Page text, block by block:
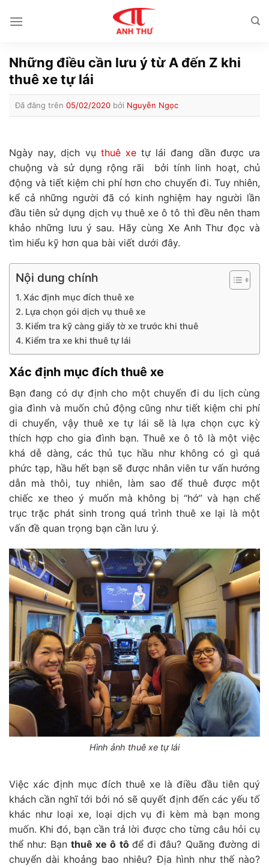
đến
Những điều cần lưu ý từ A đến Z khi
thuê xe tự lái
Đã đăng trên 05/02/2020 bởi Nguyễn Ngọc
Ngày nay, dịch vụ thuê xe tự lái đang dần được ưa
chuộng và sử dụng rộng rãi bởi tính linh hoạt, chủ
động và tiết kiệm chi phí hơn cho chuyến đi. Tuy nhiên,
kể cả những người đã có kinh nghiệm hay người lần
đầu tiên sử dụng dịch vụ thuê xe ô tô thì đều nên tham
khảo những lưu ý sau. Hãy cùng Xe Anh Thư đọc và
tìm hiểu kỹ hơn qua bài viết dưới đây.
Nội dung chính
Xác định mục đích thuê xe
Lựa chọn gói dịch vụ thuê xe
Kiểm tra kỹ càng giấy tờ xe trước khi thuê
Kiểm tra xe khi thuê tự lái
Xác định mục đích thuê xe
Bạn đang có dự định cho một chuyến đi du lịch cùng
gia đình và muốn chủ động cũng như tiết kiệm chi phí
di chuyển, vậy thuê xe tự lái sẽ là lựa chọn cực kỳ
thích hợp cho gia đình bạn. Thuê xe ô tô là một việc
khá dễ dàng, các thủ tục hầu như không có gì quá
phức tạp, hầu hết bạn sẽ được nhân viên tư vấn hướng
dẫn mà thôi, tuy nhiên, làm sao để thuê được một
chiếc xe theo ý muốn mà không bị “hớ” và hạn chế
trục trặc phát sinh trong quá trình thuê xe lại là một
vấn đề quan trọng bạn cần lưu ý.
Hình ảnh thuê xe tự lái
Việc xác định mục đích thuê xe là điều đầu tiên quý
khách cần nghĩ tới bởi nó sẽ quyết định đến các yếu tố
khác như loại xe, loại dịch vụ đi kèm mà bạn mong
muốn. Khi đó, bạn cần trả lời được cho từng câu hỏi cụ
thể như: Bạn thuê xe ô tô để đi đâu? Quãng đường di
chuyển dài khoảng bao nhiêu? Địa hình như thế nào?